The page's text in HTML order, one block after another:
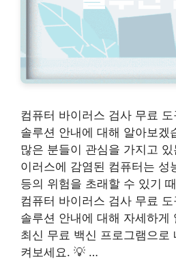
컴퓨터 바이러스 검사 무료
솔루션 안내에 대해 알아보겠
많은 분들이 관심을 가지고
이러스에 감염된 컴퓨터는 성
등의 위험을 초래할 수 있기
컴퓨터 바이러스 검사 무료
솔루션 안내에 대해 자세하게
최신 무료 백신 프로그램으로
켜보세요. 💡 …